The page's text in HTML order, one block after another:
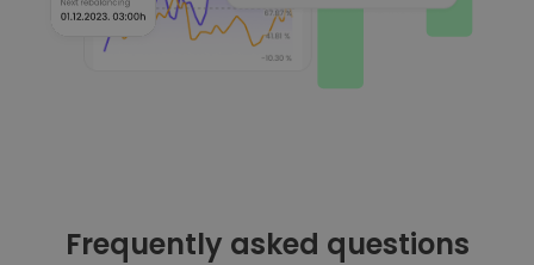
Frequently asked questions